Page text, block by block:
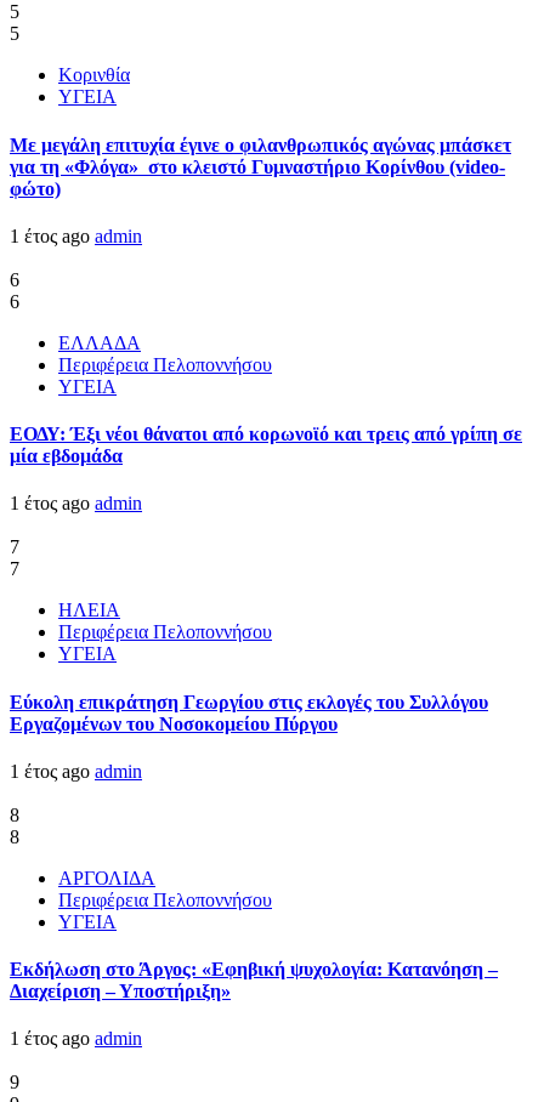
5
5
Κορινθία
ΥΓΕΙΑ
Με μεγάλη επιτυχία έγινε ο φιλανθρωπικός αγώνας μπάσκετ
για τη «Φλόγα» στο κλειστό Γυμναστήριο Κορίνθου (video-
φώτο)
1 έτος ago admin
6
6
ΕΛΛΑΔΑ
Περιφέρεια Πελοποννήσου
ΥΓΕΙΑ
ΕΟΔΥ: Έξι νέοι θάνατοι από κορωνοϊό και τρεις από γρίπη σε
μία εβδομάδα
1 έτος ago admin
7
7
ΗΛΕΙΑ
Περιφέρεια Πελοποννήσου
ΥΓΕΙΑ
Εύκολη επικράτηση Γεωργίου στις εκλογές του Συλλόγου
Εργαζομένων του Νοσοκομείου Πύργου
1 έτος ago admin
8
8
ΑΡΓΟΛΙΔΑ
Περιφέρεια Πελοποννήσου
ΥΓΕΙΑ
Εκδήλωση στο Άργος: «Εφηβική ψυχολογία: Κατανόηση –
Διαχείριση – Υποστήριξη»
1 έτος ago admin
9